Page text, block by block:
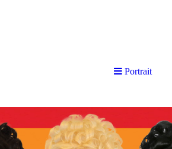
Portrait